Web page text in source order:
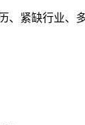
紧缺行业、